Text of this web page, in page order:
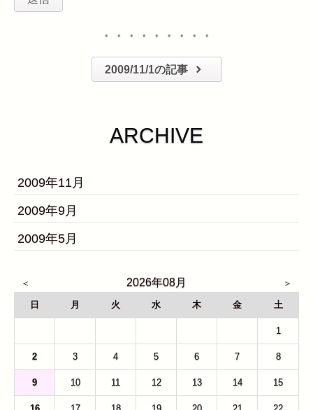
・・・・・・・・・
2009/11/1の記事
ARCHIVE
2009年11月
2009年9月
2009年5月
2026年08月
日 月 火 水 木 金 土
1
2 3 4 5 6 7 8
9 10 11 12 13 14 15